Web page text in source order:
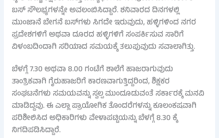
ಬಸ್ ಸೌಲಭ್ಯಗಳನ್ನೇ ಅವಲಂಬಿಸಿದ್ದಾರೆ. ಶನಿವಾರದ ದಿನಗಳಲ್ಲಿ
ಮುಂಜಾನೆ ಬೇಗನೆ ಬಸ್‌ಗಳು ಸಿಗದೇ ಇರುವುದು, ಹಳ್ಳಿಗಳಿಂದ ನಗರ
ಪ್ರದೇಶಗಳಿಗೆ ಅಥವಾ ದೂರದ ಹಳ್ಳಿಗಳಿಗೆ ಸಂಪರ್ಕಿಸುವ ಸಾರಿಗೆ
ವಿಳಂಬದಿಂದಾಗಿ ಸರಿಯಾದ ಸಮಯಕ್ಕೆ ತಲುಪುವುದು ಸವಾಲಾಗಿತ್ತು.
ಬೆಳಗ್ಗೆ 7.30 ಅಥವಾ 8.00 ಗಂಟೆಗೆ ಶಾಲೆಗೆ ಹಾಜರಾಗುವುದು
ತಾಂತ್ರಿಕವಾಗಿ ಗೈರುಹಾಜರಿಗೆ ಕಾರಣವಾಗುತ್ತಿದ್ದರಿಂದ, ಶಿಕ್ಷಕರ
ಸಂಘಟನೆಗಳು ಸಮಯವನ್ನು ಸ್ವಲ್ಪ ಮುಂದೂಡುವಂತೆ ಸರ್ಕಾರಕ್ಕೆ ಮನವಿ
ಮಾಡಿದ್ದವು. ಈ ಎಲ್ಲಾ ಪ್ರಾಯೋಗಿಕ ತೊಂದರೆಗಳನ್ನು ಕೂಲಂಕಷವಾಗಿ
ಪರಿಶೀಲಿಸಿದ ಅಧಿಕಾರಿಗಳು ವೇಳಾಪಟ್ಟಿಯನ್ನು ಬೆಳಗ್ಗೆ 8.30 ಕ್ಕೆ
ನಿಗದಿಪಡಿಸಿದ್ದಾರೆ.